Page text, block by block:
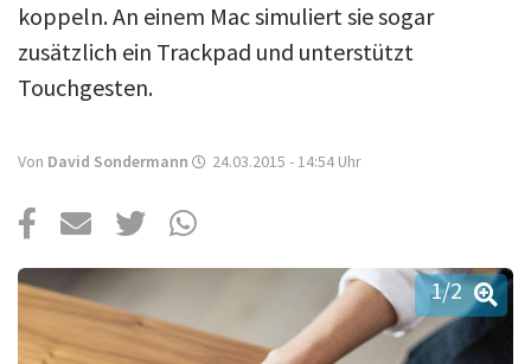
Podcast
Mac Life+
Anmelden
koppeln. An einem Mac simuliert sie sogar
zusätzlich ein Trackpad und unterstützt
Touchgesten.
Von David Sondermann 24.03.2015 - 14:54 Uhr
1/2